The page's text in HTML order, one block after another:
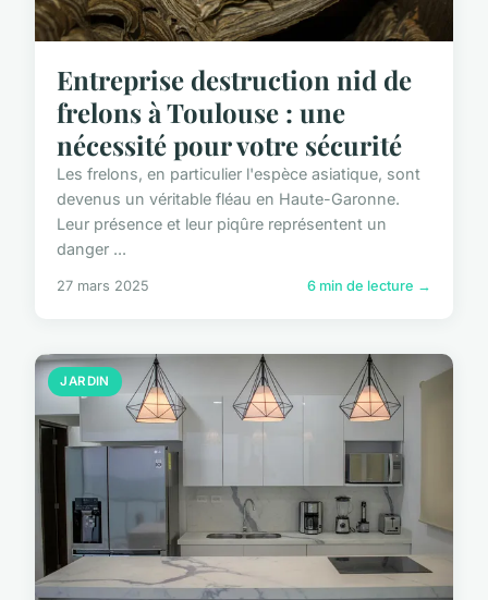
Entreprise destruction nid de
frelons à Toulouse : une
nécessité pour votre sécurité
Les frelons, en particulier l'espèce asiatique, sont
devenus un véritable fléau en Haute-Garonne.
Leur présence et leur piqûre représentent un
danger ...
27 mars 2025 6 min de lecture →
JARDIN